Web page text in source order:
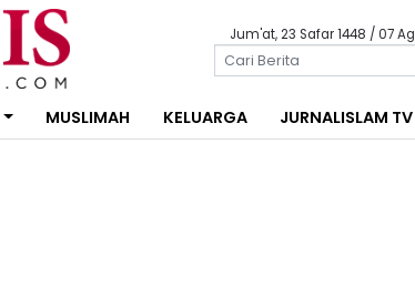
Jum'at, 23 Safar 1448 / 07
MUSLIMAH KELUARGA JURNALISLAM TV